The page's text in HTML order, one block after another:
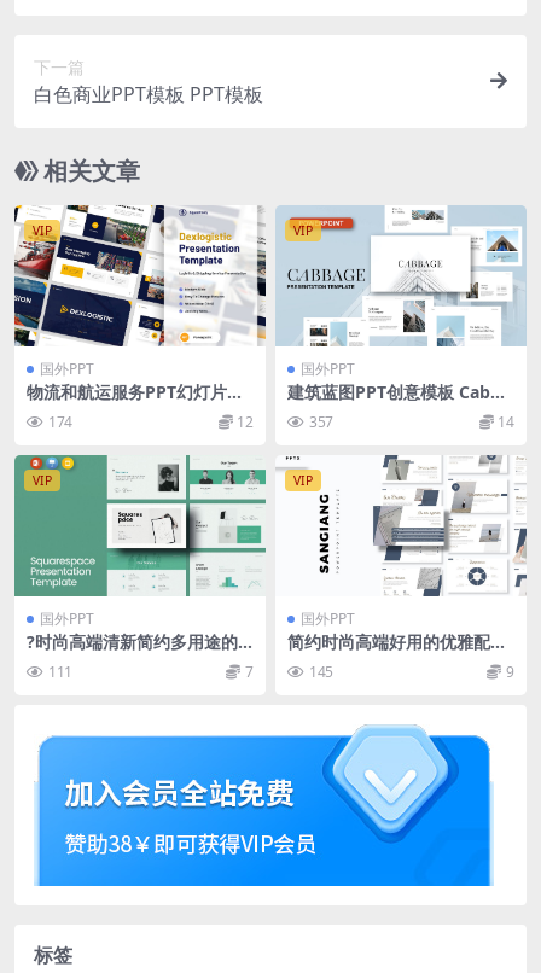
下一篇
白色商业PPT模板 PPT模板
相关文章
VIP
国外PPT
物流和航运服务PPT幻灯片模
板素材 Dexlogistic – Logisti
c & Shipping Powerpoint
174 12
VIP
国外PPT
建筑蓝图PPT创意模板 Cabba
ge Powerpoint Template
357 14
VIP
国外PPT
?时尚高端清新简约多用途的
高品质商业商务powerpoint
幻灯片演示模板（pptx）
111 7
VIP
国外PPT
简约时尚高端好用的优雅配色
powerpoint幻灯片演示模板
（pptx）
145 9
标签